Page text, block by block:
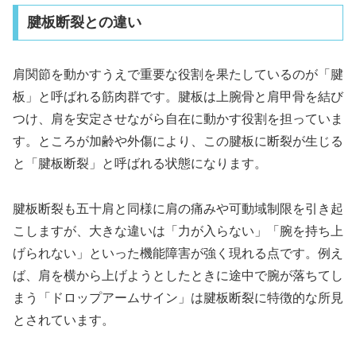
腱板断裂との違い
肩関節を動かすうえで重要な役割を果たしているのが「腱
板」と呼ばれる筋肉群です。腱板は上腕骨と肩甲骨を結び
つけ、肩を安定させながら自在に動かす役割を担っていま
す。ところが加齢や外傷により、この腱板に断裂が生じる
と「腱板断裂」と呼ばれる状態になります。
腱板断裂も五十肩と同様に肩の痛みや可動域制限を引き起
こしますが、大きな違いは「力が入らない」「腕を持ち上
げられない」といった機能障害が強く現れる点です。例え
ば、肩を横から上げようとしたときに途中で腕が落ちてし
まう「ドロップアームサイン」は腱板断裂に特徴的な所見
とされています。